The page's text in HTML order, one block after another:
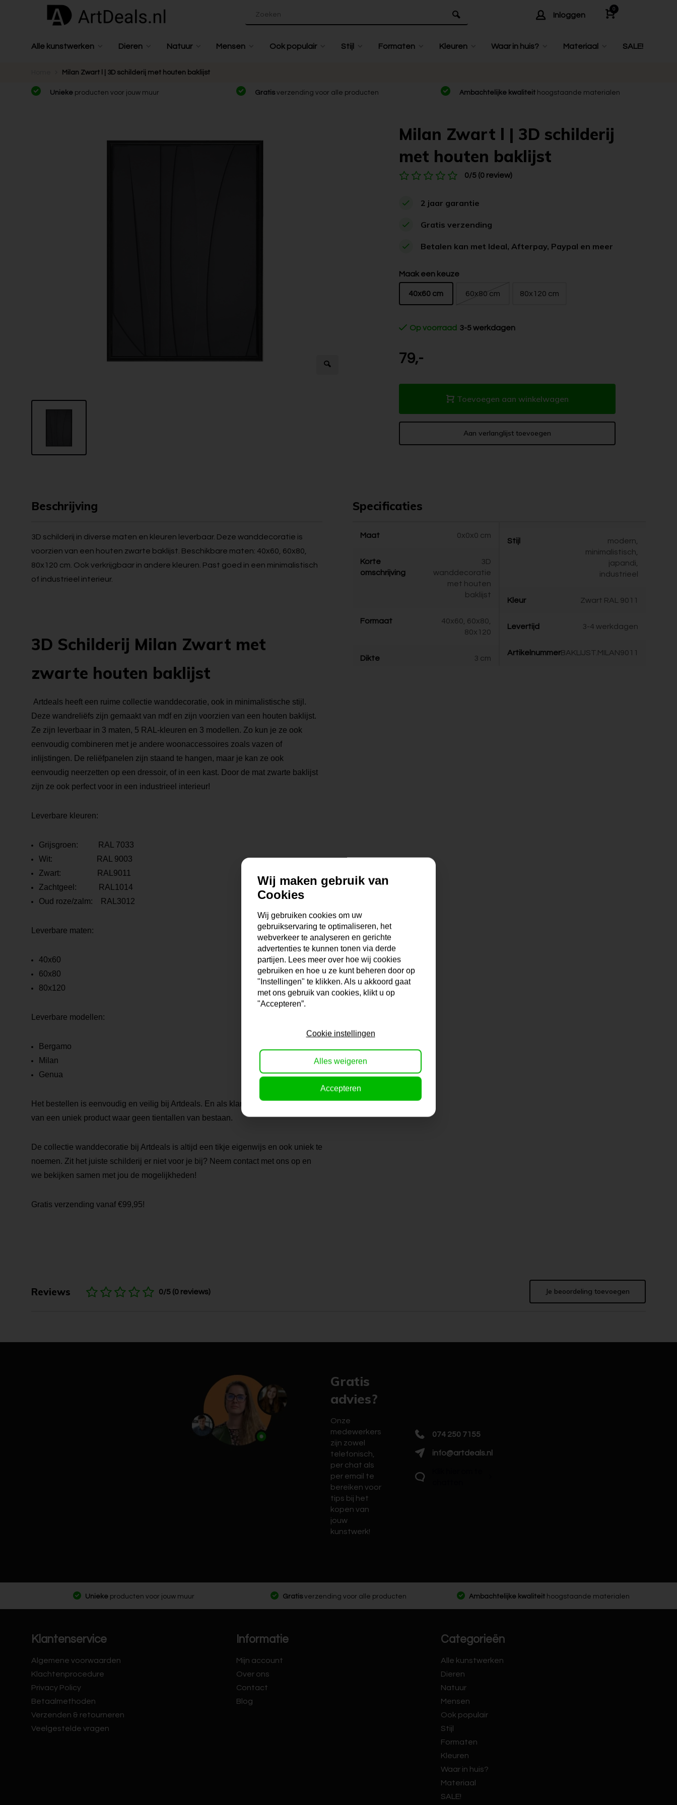
Inloggen
0
Alle kunstwerken Dieren Natuur Mensen Ook populair Stijl Formaten Kleuren Waar in huis? Materiaal SALE!
Milan Zwart l | 3D schilderij met houten baklijst
Unieke producten voor jouw muur Gratisverzending voor alle producten Ambachtelijke kwaliteit hoogstaande materialen
Milan Zwart l | 3D schilderij
met houten baklijst
0/5 (0 review)
2 jaar garantie
Gratis verzending
Betalen kan met Ideal, Afterpay, Paypal en meer
Maak een keuze
40x60 cm 60x80 cm 80x120 cm
Op voorraad 3-5 werkdagen
79,-
Toevoegen aan winkelwagen
Aan verlanglijst toevoegen
Beschrijving
3D schilderij in diverse maten en kleuren leverbaar. Deze wanddecoratie is
voorzien van een houten zwarte baklijst. Beschikbare maten: 40x60, 60x80,
80x120 cm. Ook verkrijgbaar in andere kleuren. Past goed in een minimalistisch
of industrieel interieur.
3D Schilderij Milan Zwart met
zwarte houten baklijst
Artdeals heeft een ruime collectie wanddecoratie, ook in minimalistische stijl.
Deze wandreliëfs zijn gemaakt van mdf en zijn voorzien van een houten baklijst.
Ze zijn leverbaar in 3 maten, 5 RAL-kleuren en 3 modellen. Zo kun je ze ook
eenvoudig combineren met je andere woonaccessoires zoals vazen of
inlijstingen. De reliëfpanelen zijn staand te hangen, maar je kan ze ook
eenvoudig neerzetten op een dressoir, of in een kast. Door de mat zwarte baklijst
zijn ze ook perfect voor in een industrieel interieur!
Leverbare kleuren:
Grijsgroen: RAL 7033
Wit: RAL 9003
Zwart: RAL9011
Zachtgeel: RAL1014
Oud roze/zalm: RAL3012
Leverbare maten:
40x60
60x80
80x120
Leverbare modellen:
Bergamo
Milan
Genua
Het bestellen is eenvoudig en veilig bij Artdeals. En als klant ben je verzekerd
van een uniek product waar geen tientallen van bestaan.
De collectie wanddecoratie bij Artdeals is altijd een tikje eigenwijs en ook uniek te
noemen. Zit het juiste schilderij er niet voor je bij? Neem contact met ons op en
we bekijken samen met jou de mogelijkheden!
Gratis verzending vanaf €99,95!
Specificaties
Maat 0x0x0 cm
Korte
omschrijving
3D
wanddecoratie
met houten
baklijst
Formaat
40x60, 60x80,
80x120
Dikte 3 cm
Stijl
modern,
minimalistisch,
japandi,
industrieel
Kleur Zwart RAL 9011
Levertijd 3-4 werkdagen
ArtikelnummerBAKLIJST.MILAN9011
Reviews 0/5 (0 reviews) Je beoordeling toevoegen
Gratis
advies?
Onze
medewerkers
zijn zowel
telefonisch,
per chat als
per email te
bereiken voor
tips bij het
kopen van
jouw
kunstwerk!
074 250 7155
info@artdeals.nl
Unieke producten voor jouw muur Gratis verzending voor alle producten Ambachtelijke kwaliteit hoogstaande materialen
Klantenservice
Algemene voorwaarden
Klachtenprocedure
Privacy Policy
Betaalmethoden
Verzenden & retourneren
Veelgestelde vragen
Informatie
Mijn account
Over ons
Contact
Blog
Categorieën
Alle kunstwerken
Dieren
Natuur
Mensen
Ook populair
Stijl
Formaten
Kleuren
Waar in huis?
Materiaal
SALE!
Wij maken gebruik van
Cookies
Wij gebruiken cookies om uw
gebruikservaring te optimaliseren, het
webverkeer te analyseren en gerichte
advertenties te kunnen tonen via derde
partijen. Lees meer over hoe wij cookies
gebruiken en hoe u ze kunt beheren door op
"Instellingen" te klikken. Als u akkoord gaat
met ons gebruik van cookies, klikt u op
"Accepteren”.
Cookie instellingen
Alles weigeren
Accepteren